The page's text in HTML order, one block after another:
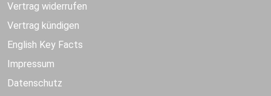
Vertrag widerrufen
Vertrag kündigen
English Key Facts
Impressum
Datenschutz